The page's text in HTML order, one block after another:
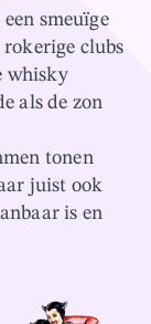
smeuïge
clubs
whisky
als de zon
tonen
juist ook
is en